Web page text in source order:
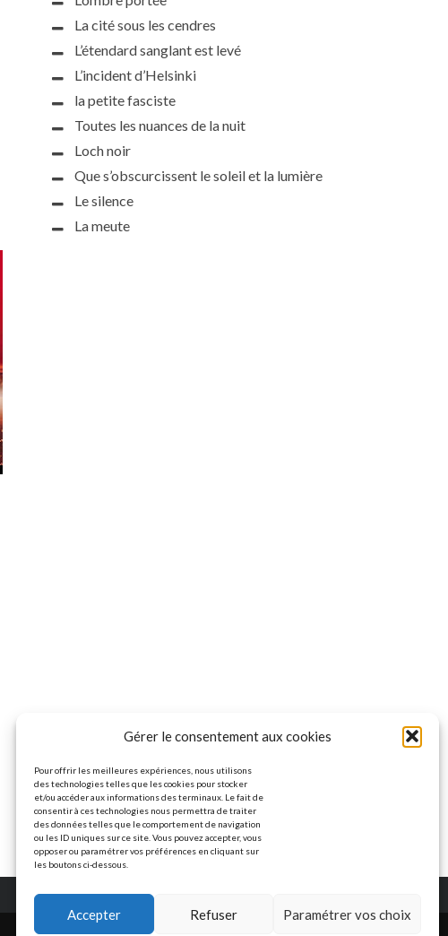
Gérer le consentement aux cookies
Pour offrir les meilleures expériences, nous utilisons
des technologies telles que les cookies pour stocker
et/ou accéder aux informations des terminaux. Le fait de
consentir à ces technologies nous permettra de traiter
des données telles que le comportement de navigation
ou les ID uniques sur ce site. Vous pouvez accepter, vous
opposer ou paramétrer vos préférences en cliquant sur
les boutons ci-dessous.
Accepter Refuser Paramétrer vos choix
La cité sous les cendres
L’étendard sanglant est levé
L’incident d’Helsinki
la petite fasciste
Toutes les nuances de la nuit
Loch noir
Que s’obscurcissent le soleil et la lumière
Le silence
La meute